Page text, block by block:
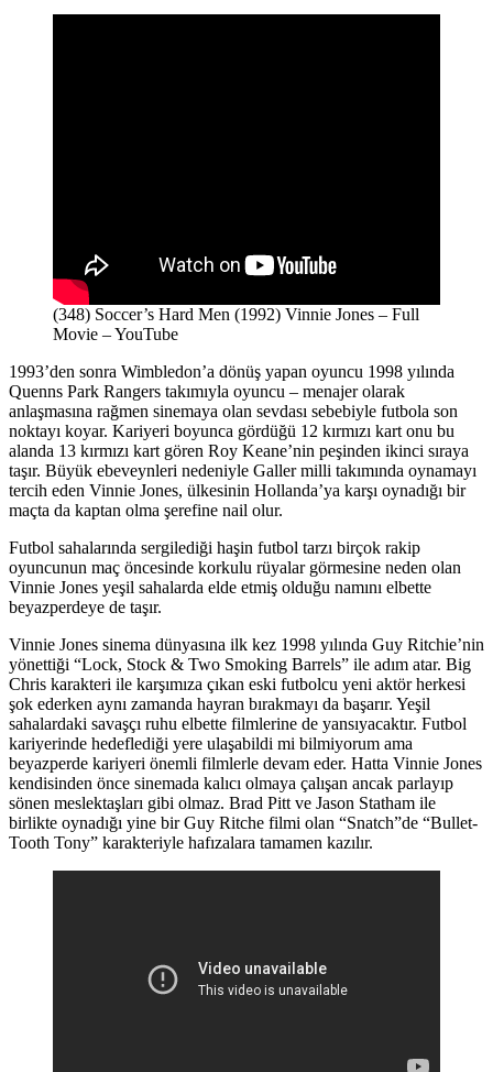
(348) Soccer’s Hard Men (1992) Vinnie Jones – Full
Movie – YouTube
1993’den sonra Wimbledon’a dönüş yapan oyuncu 1998 yılında
Quenns Park Rangers takımıyla oyuncu – menajer olarak
anlaşmasına rağmen sinemaya olan sevdası sebebiyle futbola son
noktayı koyar. Kariyeri boyunca gördüğü 12 kırmızı kart onu bu
alanda 13 kırmızı kart gören Roy Keane’nin peşinden ikinci sıraya
taşır. Büyük ebeveynleri nedeniyle Galler milli takımında oynamayı
tercih eden Vinnie Jones, ülkesinin Hollanda’ya karşı oynadığı bir
maçta da kaptan olma şerefine nail olur.
Futbol sahalarında sergilediği haşin futbol tarzı birçok rakip
oyuncunun maç öncesinde korkulu rüyalar görmesine neden olan
Vinnie Jones yeşil sahalarda elde etmiş olduğu namını elbette
beyazperdeye de taşır.
Vinnie Jones sinema dünyasına ilk kez 1998 yılında Guy Ritchie’nin
yönettiği “Lock, Stock & Two Smoking Barrels” ile adım atar. Big
Chris karakteri ile karşımıza çıkan eski futbolcu yeni aktör herkesi
şok ederken aynı zamanda hayran bırakmayı da başarır. Yeşil
sahalardaki savaşçı ruhu elbette filmlerine de yansıyacaktır. Futbol
kariyerinde hedeflediği yere ulaşabildi mi bilmiyorum ama
beyazperde kariyeri önemli filmlerle devam eder. Hatta Vinnie Jones
kendisinden önce sinemada kalıcı olmaya çalışan ancak parlayıp
sönen meslektaşları gibi olmaz. Brad Pitt ve Jason Statham ile
birlikte oynadığı yine bir Guy Ritche filmi olan “Snatch”de “Bullet-
Tooth Tony” karakteriyle hafızalara tamamen kazılır.